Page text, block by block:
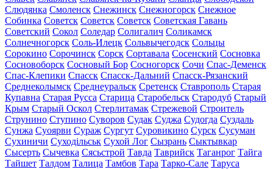
Слюдянка Смоленск Снежинск Снежногорск Снежное
Собинка Советск Советск Советск Советская Гавань
Советский Сокол Соледар Солигалич Соликамск
Солнечногорск Соль-Илецк Сольвычегодск Сольцы
Сорокино Сорочинск Сорск Сортавала Сосенский Сосновка
Сосновоборск Сосновый Бор Сосногорск Сочи Спас-Деменск
Спас-Клепики Спасск Спасск-Дальний Спасск-Рязанский
Среднеколымск Среднеуральск Сретенск Ставрополь Старая
Купавна Старая Русса Старица Старобельск Стародуб Старый
Крым Старый Оскол Стерлитамак Стрежевой Строитель
Струнино Ступино Суворов Судак Суджа Судогда Суздаль
Сунжа Суоярви Сураж Сургут Суровикино Сурск Сусуман
Сухиничи Суходільськ Сухой Лог Сызрань Сыктывкар
Сысерть Сычевка Сясьстрой Тавда Таврийск Таганрог Тайга
Тайшет Талдом Талица Тамбов Тара Тарко-Сале Таруса